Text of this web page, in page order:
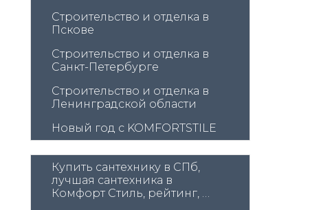
Строительство и отделка в
Пскове
Строительство и отделка в
Санкт-Петербурге
Строительство и отделка в
Ленинградской области
Новый год с KOMFORTSTILE
Купить сантехнику в СПб,
лучшая сантехника в
Комфорт Стиль, рейтинг,